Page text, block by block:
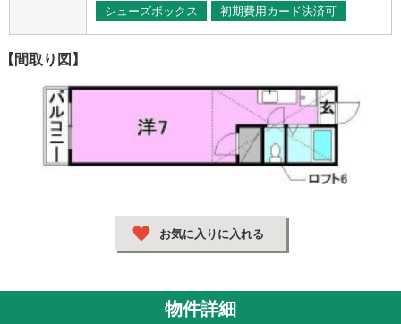
シューズボックス
初期費用カード決済可
【間取り図】
お気に入りに入れる
物件詳細